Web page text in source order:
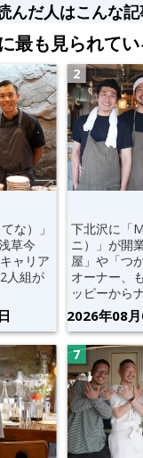
んだ人はこんな
最も見られて
な）」
草今
ャリア
人組が
下北沢に「
ニ）」が開
屋」や「つ
オーナー、
ッピーから
2026年08